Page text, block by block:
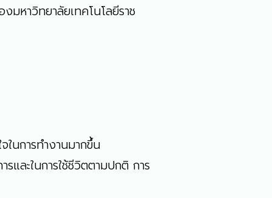
มหาวิทยาลัยเทคโนโลยีราช
นการทำงานมากขึ้น
และในการใช้ชีวิตตามปกติ การ